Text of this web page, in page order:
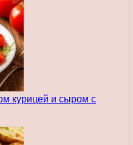
курицей и сыром с